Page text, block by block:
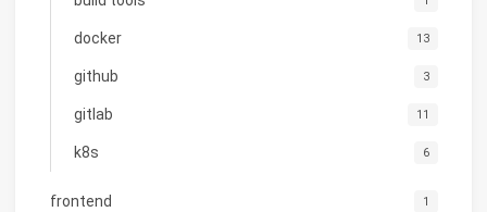
docker 13
github 3
gitlab 11
k8s 6
frontend 1